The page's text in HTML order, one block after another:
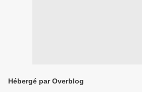
Hébergé par Overblog